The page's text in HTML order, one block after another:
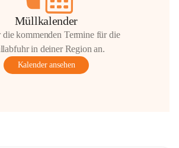
Müllkalender
die kommenden Termine für die
in deiner Region an.
Kalender ansehen